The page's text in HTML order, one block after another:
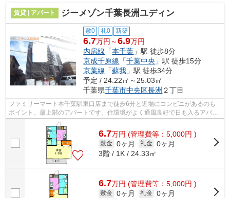
賃貸 | アパート ジーメゾン千葉長洲ユディン
敷0 礼0 新築
6.7万円～6.9万円
内房線 「本千葉 」駅 徒歩8分
京成千原線 「千葉中央 」駅 徒歩15分
京葉線 「蘇我 」駅 徒歩34分
予定 / 24.22㎡～25.03㎡
千葉県千葉市中央区長洲 ２丁目
ファミリーマート本千葉駅東口店まで徒歩6分と近場にコンビニがあるのも
ポイント。最上階のアパートです。住環境がよく通風良好で日も入るアパー
トをご提供します。「ジーメゾン千葉⻑...
6.7万円 (管理費等：5,000円 )
敷金 0ヶ月 礼金 0ヶ月
3階 / 1K / 24.33㎡
6.7万円 (管理費等：5,000円 )
敷金 0ヶ月 礼金 0ヶ月